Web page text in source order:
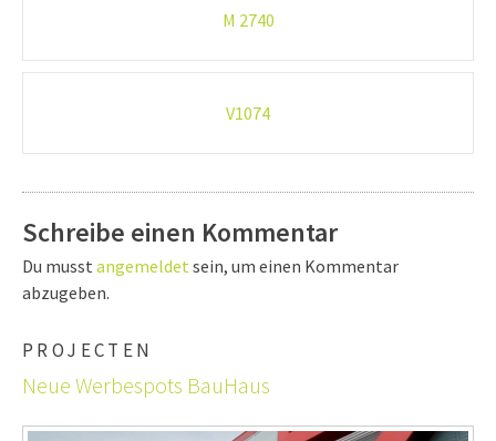
M 2740
V1074
Schreibe einen Kommentar
Du musst angemeldet sein, um einen Kommentar
abzugeben.
PROJECTEN
Neue Werbespots BauHaus